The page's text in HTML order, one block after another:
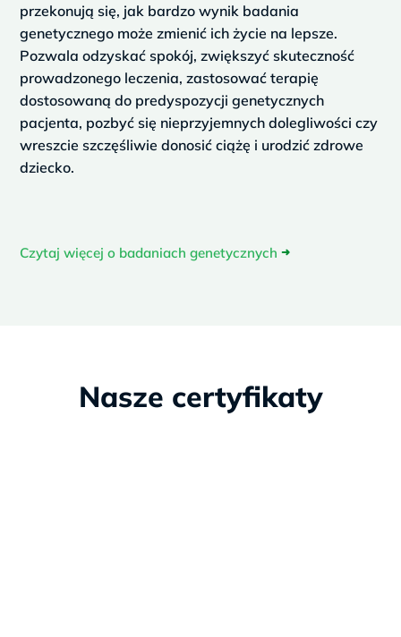
przekonują się, jak bardzo wynik badania
genetycznego może zmienić ich życie na lepsze.
Pozwala odzyskać spokój, zwiększyć skuteczność
prowadzonego leczenia, zastosować terapię
dostosowaną do predyspozycji genetycznych
pacjenta, pozbyć się nieprzyjemnych dolegliwości czy
wreszcie szczęśliwie donosić ciążę i urodzić zdrowe
dziecko.
Czytaj więcej o badaniach genetycznych ➜
Nasze certyfikaty